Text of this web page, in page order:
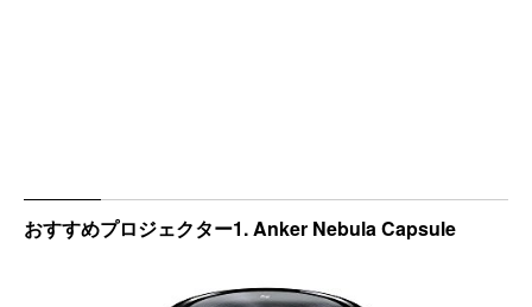
おすすめプロジェクター1. Anker Nebula Capsule